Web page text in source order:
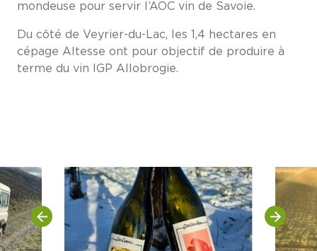
mondeuse pour servir l’AOC vin de Savoie.
Du côté de Veyrier-du-Lac, les 1,4 hectares en
cépage Altesse ont pour objectif de produire à
terme du vin IGP Allobrogie.